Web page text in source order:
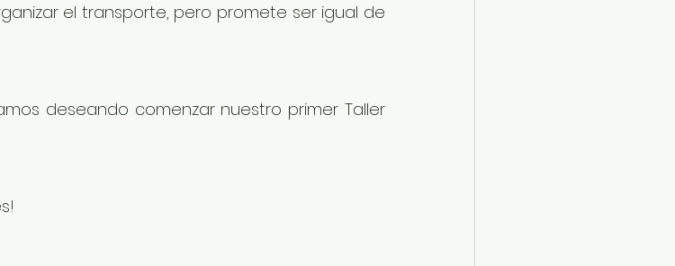
el transporte, pero promete ser igual de
deseando comenzar nuestro primer Taller